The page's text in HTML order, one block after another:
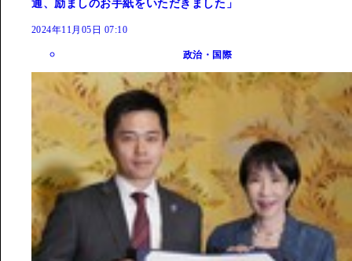
通、励ましのお手紙をいただきました」
2024年11月05日 07:10
政治・国際